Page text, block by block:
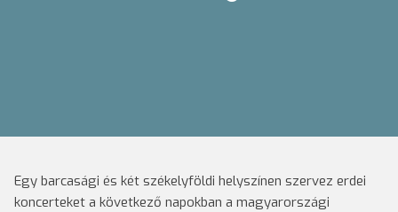
Egy barcasági és két székelyföldi helyszínen szervez erdei
koncerteket a következő napokban a magyarországi